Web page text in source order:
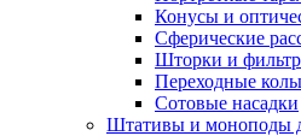
Конусы и
Сферические
Шторки и
Переходные
Сотовые насадки
Штативы и моноподы